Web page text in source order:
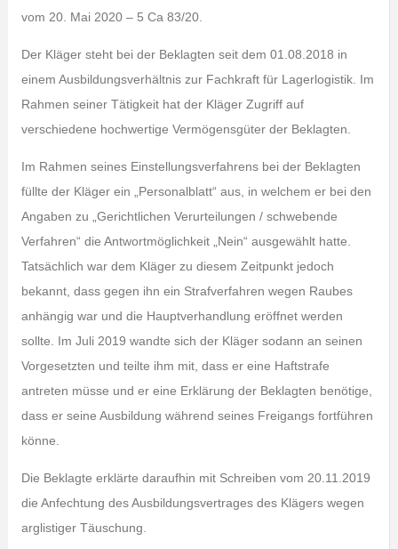
vom 20. Mai 2020 – 5 Ca 83/20.
Der Kläger steht bei der Beklagten seit dem 01.08.2018 in
einem Ausbildungsverhältnis zur Fachkraft für Lagerlogistik. Im
Rahmen seiner Tätigkeit hat der Kläger Zugriff auf
verschiedene hochwertige Vermögensgüter der Beklagten.
Im Rahmen seines Einstellungsverfahrens bei der Beklagten
füllte der Kläger ein „Personalblatt“ aus, in welchem er bei den
Angaben zu „Gerichtlichen Verurteilungen / schwebende
Verfahren“ die Antwortmöglichkeit „Nein“ ausgewählt hatte.
Tatsächlich war dem Kläger zu diesem Zeitpunkt jedoch
bekannt, dass gegen ihn ein Strafverfahren wegen Raubes
anhängig war und die Hauptverhandlung eröffnet werden
sollte. Im Juli 2019 wandte sich der Kläger sodann an seinen
Vorgesetzten und teilte ihm mit, dass er eine Haftstrafe
antreten müsse und er eine Erklärung der Beklagten benötige,
dass er seine Ausbildung während seines Freigangs fortführen
könne.
Die Beklagte erklärte daraufhin mit Schreiben vom 20.11.2019
die Anfechtung des Ausbildungsvertrages des Klägers wegen
arglistiger Täuschung.